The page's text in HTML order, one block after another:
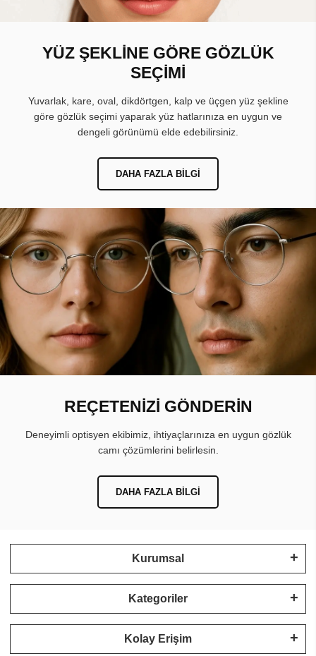
YÜZ ŞEKLİNE GÖRE GÖZLÜK
SEÇİMİ
Yuvarlak, kare, oval, dikdörtgen, kalp ve üçgen yüz şekline
göre gözlük seçimi yaparak yüz hatlarınıza en uygun ve
dengeli görünümü elde edebilirsiniz.
DAHA FAZLA BILGI
REÇETENİZİ GÖNDERİN
Deneyimli optisyen ekibimiz, ihtiyaçlarınıza en uygun gözlük
camı çözümlerini belirlesin.
DAHA FAZLA BILGI
Kurumsal
Kategoriler
Kolay Erişim